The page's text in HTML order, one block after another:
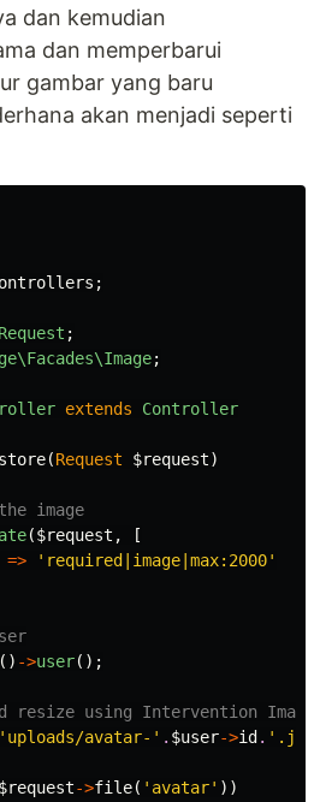
dan kemudian
dan memperbarui
gambar yang baru
akan menjadi seperti
;
;
;
extends
Controller
store(Request $request)
image
($request ,
[
=>
'required|image|max:2000'
() ->user();
resize using Intervention Image
'uploads/avatar-' . $user->id .
$request->file( 'avatar' ))